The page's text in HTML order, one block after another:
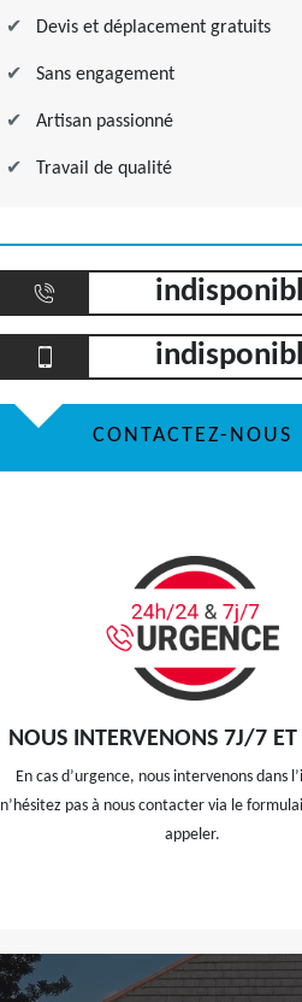
Devis et déplacement gratuits
Sans engagement
Artisan passionné
Travail de qualité
CONTACTEZ-NOUS
NOUS INTERVENONS 7J/7
En cas d’urgence, nous intervenons dans
n’hésitez pas à nous contacter via le
appeler.